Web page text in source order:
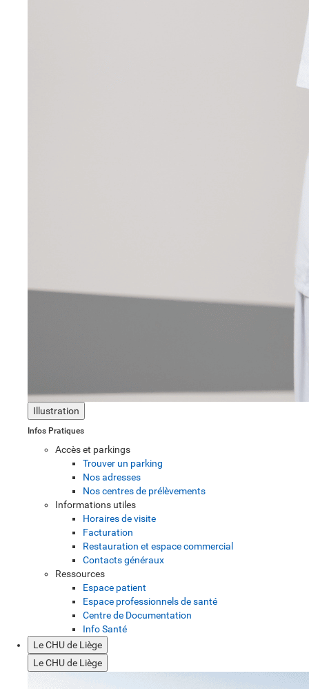
Illustration
Infos Pratiques
Accès et parkings
Trouver un parking
Nos adresses
Nos centres de prélèvements
Informations utiles
Horaires de visite
Facturation
Restauration et espace commercial
Contacts généraux
Ressources
Espace patient
Espace professionnels de santé
Centre de Documentation
Info Santé
Le CHU de Liège
Le CHU de Liège